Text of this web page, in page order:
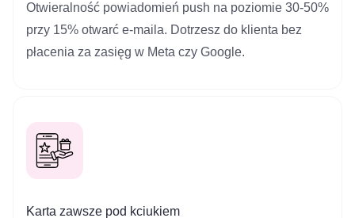
Otwieralność powiadomień push na poziomie 30-50%
przy 15% otwarć e‑maila. Dotrzesz do klienta bez
płacenia za zasięg w Meta czy Google.
Karta zawsze pod kciukiem